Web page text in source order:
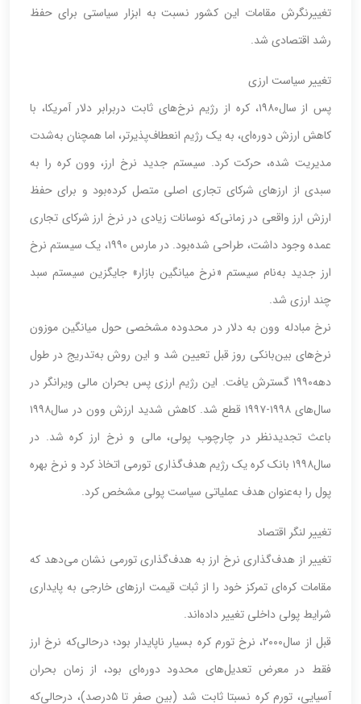
تغییرنگرش مقامات این کشور نسبت به ابزار سیاستی برای حفظ
رشد اقتصادی شد.
تغییر سیاست ارزی
پس از سال‌۱۹۸۰، کره از رژیم نرخ‌های ثابت در‌برابر دلار آمریکا، با
کاهش ارزش دوره‌ای، به یک رژیم انعطاف‌پذیرتر، اما همچنان به‌شدت
مدیریت شده، حرکت کرد. سیستم جدید نرخ ارز، وون کره را به
سبدی از ارزهای شرکای تجاری اصلی متصل کرده‌بود و برای حفظ
ارزش ارز واقعی در زمانی‌که نوسانات زیادی در نرخ ارز شرکای تجاری
عمده وجود داشت، طراحی ‌شده‌بود. در مارس ۱۹۹۰، یک سیستم نرخ
ارز جدید به‌نام سیستم «نرخ میانگین بازار» جایگزین سیستم سبد
چند ارزی شد.
نرخ مبادله وون به دلار در محدوده مشخصی حول میانگین موزون
نرخ‌های بین‌بانکی روز قبل تعیین شد و این روش به‌تدریج در طول
دهه‌۱۹۹۰ گسترش یافت. این رژیم ارزی پس بحران مالی ویرانگر در
سال‌های ۱۹۹۸-۱۹۹۷ قطع شد. کاهش شدید ارزش وون در سال‌۱۹۹۸
باعث تجدیدنظر در چارچوب پولی، مالی و نرخ ارز کره شد. در
سال‌۱۹۹۸ بانک کره یک رژیم هدف‌گذاری تورمی اتخاذ کرد و نرخ بهره
پول را به‌عنوان هدف عملیاتی سیاست پولی مشخص کرد.
تغییر لنگر اقتصاد
تغییر از هدف‌گذاری نرخ ارز به هدف‌گذاری تورمی نشان می‌دهد که
مقامات کره‌‌‌‌‌‌ای تمرکز خود را از ثبات قیمت ارزهای خارجی به پایداری
شرایط پولی داخلی تغییر داده‌اند.
قبل از سال‌۲۰۰۰، نرخ تورم کره بسیار ناپایدار بود؛ درحالی‌که نرخ ارز
فقط در معرض تعدیل‌‌‌‌‌‌های محدود دوره‌‌‌‌‌‌ای بود، از زمان بحران
آسیایی، تورم کره نسبتا ثابت شد (بین صفر تا ۵‌درصد)، درحالی‌که